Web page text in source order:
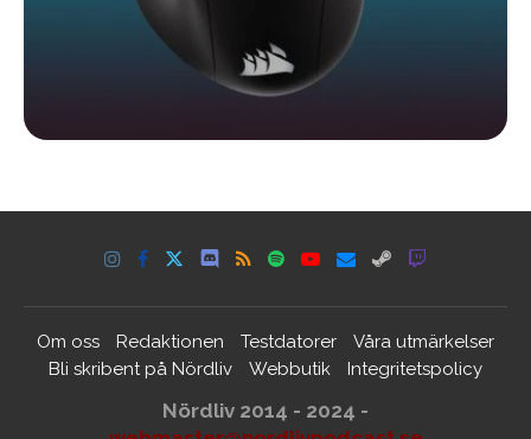
Om oss Redaktionen Testdatorer
Våra utmärkelser
Bli skribent på Nördliv
Webbutik Integritetspolicy
Nördliv 2014 - 2024 -